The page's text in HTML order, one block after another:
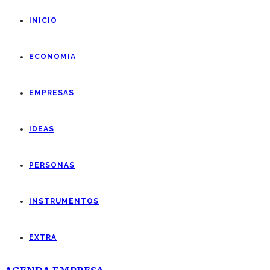
INICIO
ECONOMIA
EMPRESAS
IDEAS
PERSONAS
INSTRUMENTOS
EXTRA